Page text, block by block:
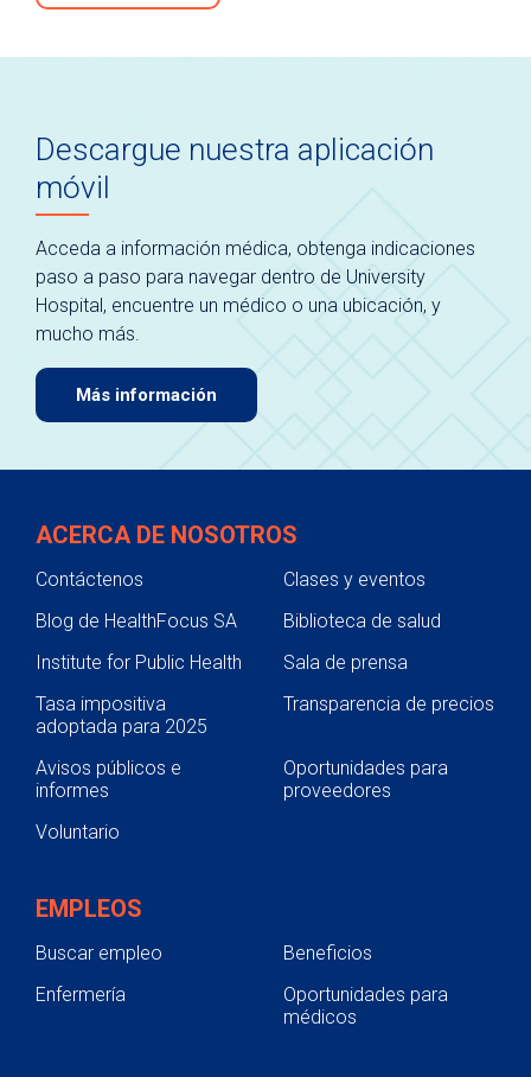
Descargue nuestra aplicación
móvil
Acceda a información médica, obtenga indicaciones
paso a paso para navegar dentro de University
Hospital, encuentre un médico o una ubicación, y
mucho más.
Más información
ACERCA DE NOSOTROS
Contáctenos
Clases y eventos
Blog de HealthFocus SA
Biblioteca de salud
Institute for Public Health
Sala de prensa
Tasa impositiva
adoptada para 2025
Transparencia de precios
Avisos públicos e
informes
Oportunidades para
proveedores
Voluntario
EMPLEOS
Buscar empleo
Beneficios
Enfermería
Oportunidades para
médicos